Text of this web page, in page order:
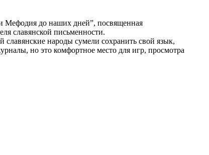
Мефодия до наших дней”, посвященная
славянской письменности.
славянские народы сумели сохранить свой язык,
но это комфортное место для игр, просмотра